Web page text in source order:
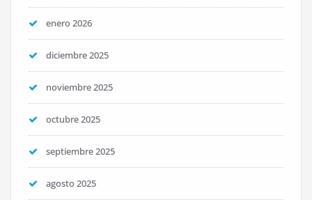
enero 2026
diciembre 2025
noviembre 2025
octubre 2025
septiembre 2025
agosto 2025